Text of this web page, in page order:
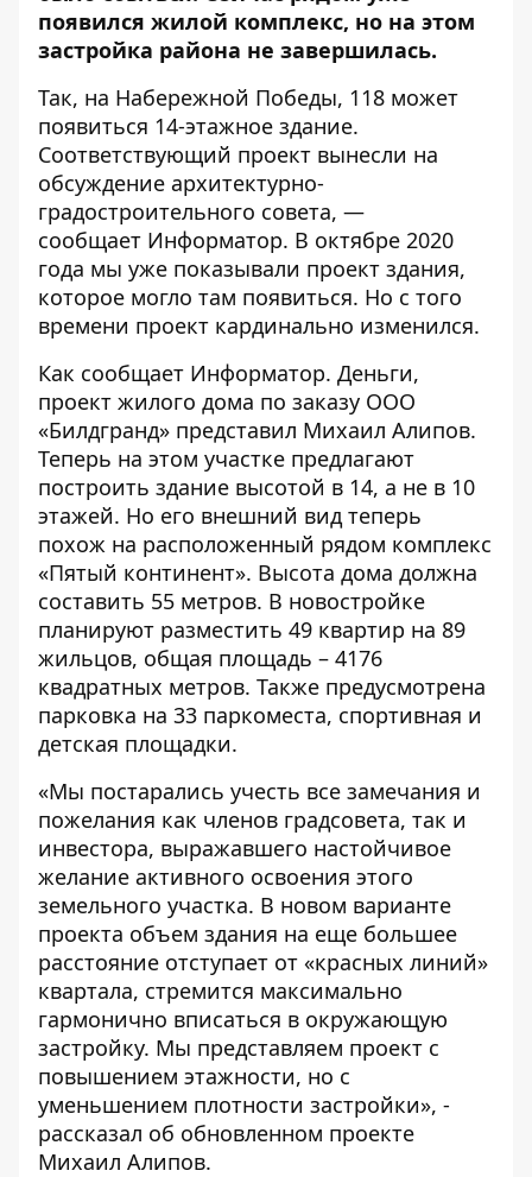
появился жилой комплекс, но на этом
застройка района не завершилась.
Так, на Набережной Победы, 118 может
появиться 14-этажное здание.
Соответствующий проект вынесли на
обсуждение архитектурно-
градостроительного совета, —
сообщает Информатор. В октябре 2020
года мы уже показывали проект здания,
которое могло там появиться. Но с того
времени проект кардинально изменился.
Как сообщает Информатор. Деньги,
проект жилого дома по заказу ООО
«Билдгранд» представил Михаил Алипов.
Теперь на этом участке предлагают
построить здание высотой в 14, а не в 10
этажей. Но его внешний вид теперь
похож на расположенный рядом комплекс
«Пятый континент». Высота дома должна
составить 55 метров. В новостройке
планируют разместить 49 квартир на 89
жильцов, общая площадь – 4176
квадратных метров. Также предусмотрена
парковка на 33 паркоместа, спортивная и
детская площадки.
«Мы постарались учесть все замечания и
пожелания как членов градсовета, так и
инвестора, выражавшего настойчивое
желание активного освоения этого
земельного участка. В новом варианте
проекта объем здания на еще большее
расстояние отступает от «красных линий»
квартала, стремится максимально
гармонично вписаться в окружающую
застройку. Мы представляем проект с
повышением этажности, но с
уменьшением плотности застройки», -
рассказал об обновленном проекте
Михаил Алипов.